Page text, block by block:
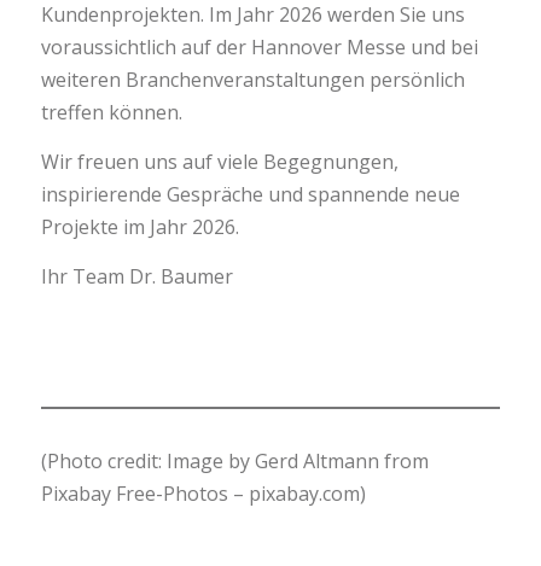
Kundenprojekten. Im Jahr 2026 werden Sie uns
voraussichtlich auf der Hannover Messe und bei
weiteren Branchenveranstaltungen persönlich
treffen können.
Wir freuen uns auf viele Begegnungen,
inspirierende Gespräche und spannende neue
Projekte im Jahr 2026.
Ihr Team Dr. Baumer
(Photo credit: Image by Gerd Altmann from
Pixabay Free-Photos – pixabay.com)